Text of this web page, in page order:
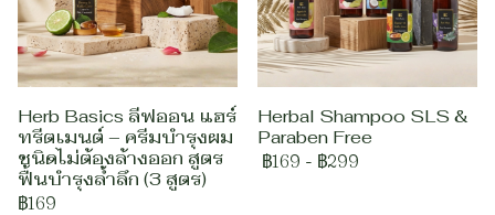
Herb Basics ลีฟออน แฮร์
ทรีตเมนต์ – ครีมบำรุงผม
ชนิดไม่ต้องล้างออก สูตร
ฟื้นบำรุงล้ำลึก (3 สูตร)
฿169
Herbal Shampoo SLS &
Paraben Free
฿169 - ฿299